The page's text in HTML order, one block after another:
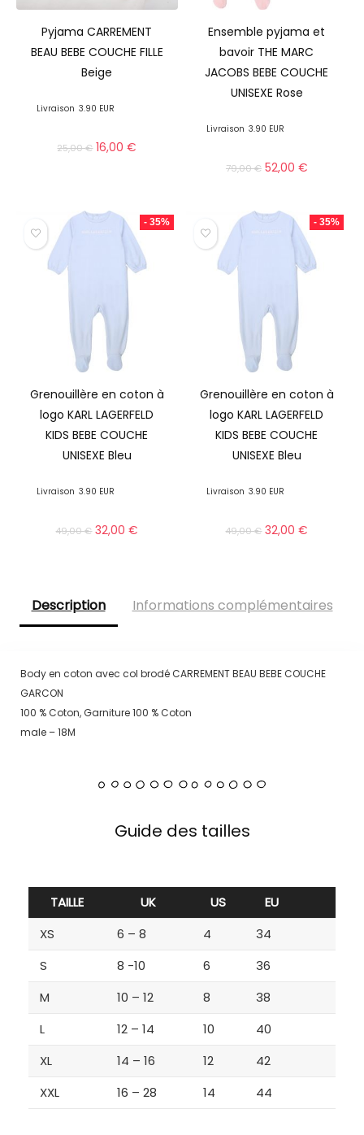
Pyjama CARREMENT
BEAU BEBE COUCHE FILLE
Beige
Livraison 3.90 EUR
25,00€ 16,00€
Ensemble pyjama et
bavoir THE MARC
JACOBS BEBE COUCHE
UNISEXE Rose
Livraison 3.90 EUR
79,00€ 52,00 €
- 35%
Grenouillère en coton à
logo KARL LAGERFELD
KIDS BEBE COUCHE
UNISEXE Bleu
Livraison 3.90 EUR
49,00€ 32,00€
- 35%
Grenouillère en coton à
logo KARL LAGERFELD
KIDS BEBE COUCHE
UNISEXE Bleu
Livraison 3.90 EUR
49,00€ 32,00€
Description Informations complémentaires
Body en coton avec col brodé CARREMENT BEAU BEBE COUCHE
GARCON
100 % Coton, Garniture 100 % Coton
male – 18M
Guide des tailles
TAILLE UK US
EU
XS
6 – 8 4
34
S
8 -10 6
36
M
10 – 12 8
38
L
12 – 14 10
40
XL
14 – 16 12
42
XXL
16 – 28 14 44